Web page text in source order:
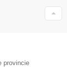
provincie